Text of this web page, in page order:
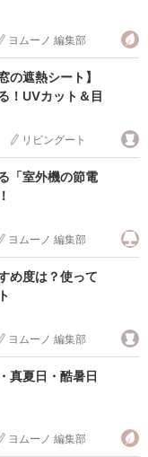
ヨムーノ 編集部
の遮熱シート】
！UVカット＆目
リビングート
「室外機の節電
ヨムーノ 編集部
め度は？使って
ヨムーノ 編集部
真夏日・酷暑日
ヨムーノ 編集部